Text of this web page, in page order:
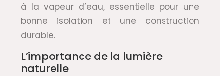
à la vapeur d’eau, essentielle pour une
bonne isolation et une construction
durable.
L’importance de la lumière
naturelle